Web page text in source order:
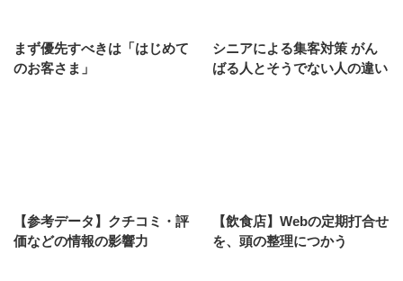
まず優先すべきは「はじめて
のお客さま」
シニアによる集客対策 がん
ばる人とそうでない人の違い
【参考データ】クチコミ・評
価などの情報の影響力
【飲食店】Webの定期打合せ
を、頭の整理につかう